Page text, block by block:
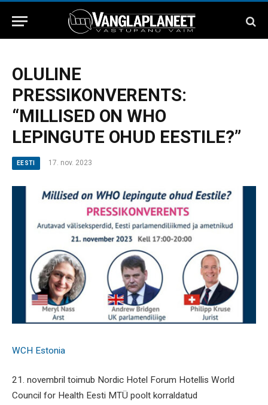
OLULINE
PRESSIKONVERENTS:
“MILLISED ON WHO
LEPINGUTE OHUD EESTILE?”
EESTI 17. nov. 2023
WCH Estonia
21. novembril toimub Nordic Hotel Forum Hotellis World
Council for Health Eesti MTÜ poolt korraldatud